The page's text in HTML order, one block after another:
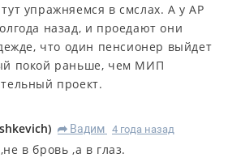
упражняемся в смслах. А у АР
назад, и проедают они
что один пенсионер выйдет
покой раньше, чем МИП
проект.
) R Вадим 4 года назад
в бровь ,а в глаз.